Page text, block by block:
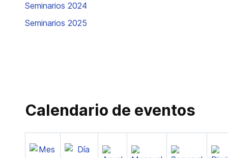
Seminarios 2024
Seminarios 2025
Calendario de eventos